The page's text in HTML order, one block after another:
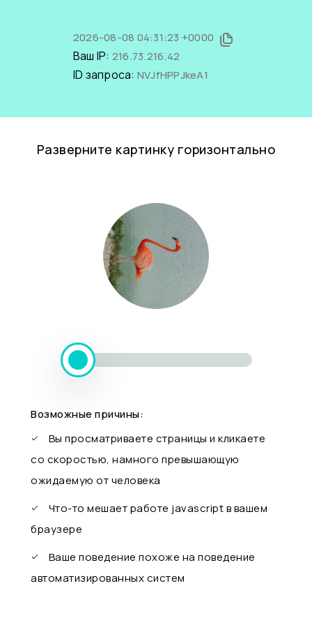
2026-08-08 04:31:23 +0000
Ваш IP: 216.73.216.42
ID запроса: NVJfHPPJkeA1
Разверните картинку горизонтально
Возможные причины:
Вы просматриваете страницы и кликаете
со скоростью, намного превышающую
ожидаемую от человека
Что-то мешает работе javascript в вашем
браузере
Ваше поведение похоже на поведение
автоматизированных систем